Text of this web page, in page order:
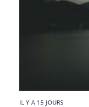
IL Y A 15 JOURS